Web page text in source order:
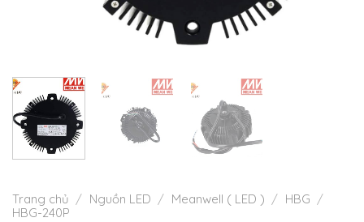
Trang chủ / Nguồn LED / Meanwell ( LED ) / HBG /
HBG-240P